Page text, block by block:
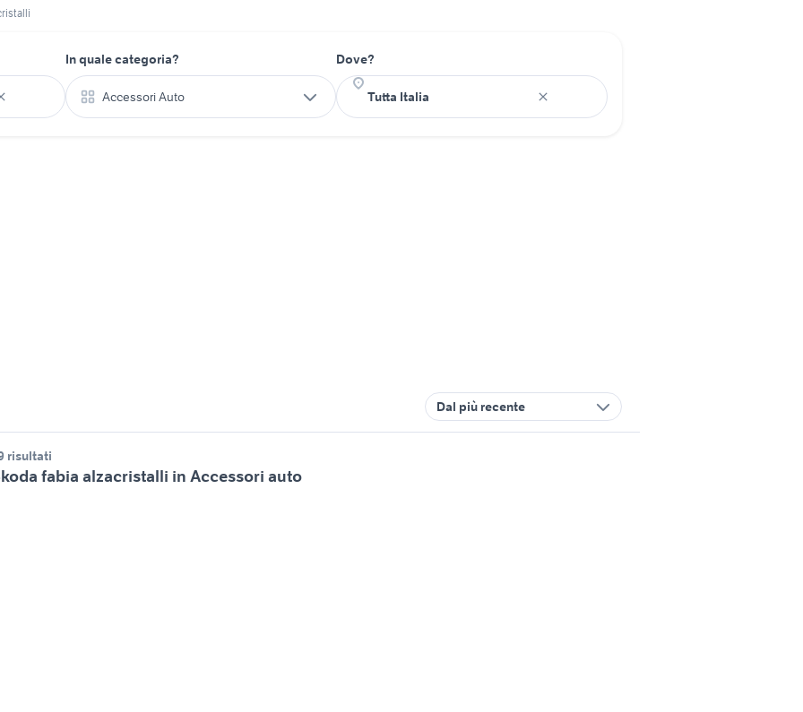
In quale categoria?
Accessori Auto
Dove?
Dal più recente
risultati
fabia alzacristalli in Accessori auto